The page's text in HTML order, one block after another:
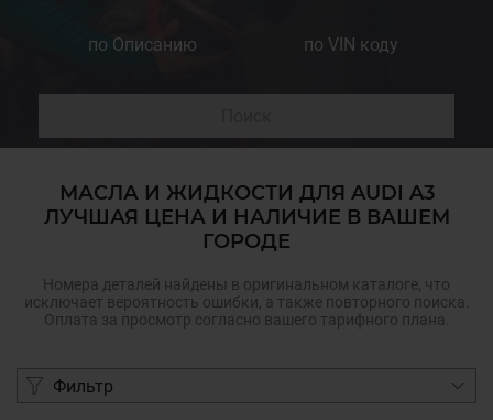
по Описанию по VIN коду
МАСЛА И ЖИДКОСТИ ДЛЯ AUDI A3
ЛУЧШАЯ ЦЕНА И НАЛИЧИЕ В ВАШЕМ
ГОРОДЕ
Номера деталей найдены в оригинальном каталоге, что
исключает вероятность ошибки, а также повторного поиска.
Оплата за просмотр согласно вашего тарифного плана.
Фильтр